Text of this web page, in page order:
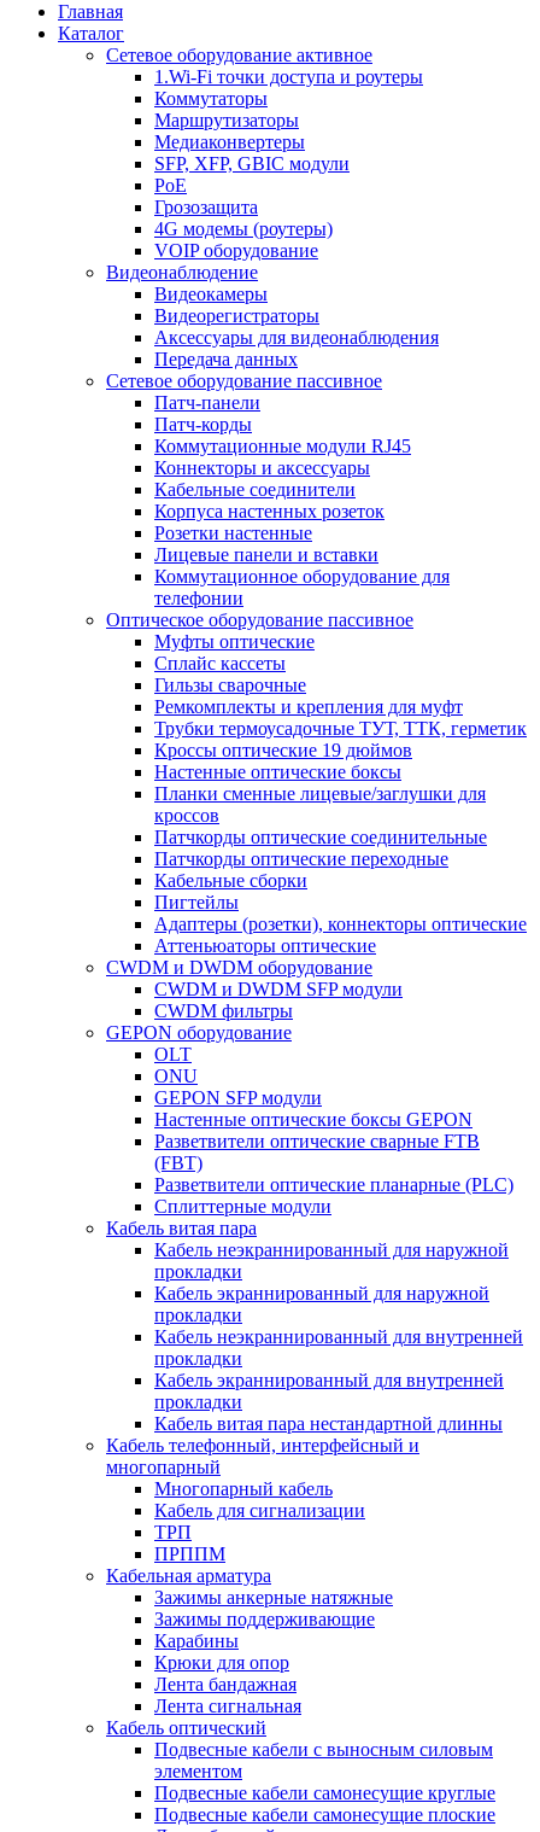
Главная
Каталог
Сетевое оборудование активное
1.Wi-Fi точки доступа и роутеры
Коммутаторы
Маршрутизаторы
Медиаконвертеры
SFP, XFP, GBIC модули
PoE
Грозозащита
4G модемы (роутеры)
VOIP оборудование
Видеонаблюдение
Видеокамеры
Видеорегистраторы
Аксессуары для видеонаблюдения
Передача данных
Сетевое оборудование пассивное
Патч-панели
Патч-корды
Коммутационные модули RJ45
Коннекторы и аксессуары
Кабельные соединители
Корпуса настенных розеток
Розетки настенные
Лицевые панели и вставки
Коммутационное оборудование для
телефонии
Оптическое оборудование пассивное
Муфты оптические
Сплайс кассеты
Гильзы сварочные
Ремкомплекты и крепления для муфт
Трубки термоусадочные ТУТ, ТТК, герметик
Кроссы оптические 19 дюймов
Настенные оптические боксы
Планки сменные лицевые/заглушки для
кроссов
Патчкорды оптические соединительные
Патчкорды оптические переходные
Кабельные сборки
Пигтейлы
Адаптеры (розетки), коннекторы оптические
Аттеньюаторы оптические
CWDM и DWDM оборудование
CWDM и DWDM SFP модули
CWDM фильтры
GEPON оборудование
OLT
ONU
GEPON SFP модули
Настенные оптические боксы GEPON
Разветвители оптические сварные FTB
(FBT)
Разветвители оптические планарные (PLC)
Сплиттерные модули
Кабель витая пара
Кабель неэкраннированный для наружной
прокладки
Кабель экраннированный для наружной
прокладки
Кабель неэкраннированный для внутренней
прокладки
Кабель экраннированный для внутренней
прокладки
Кабель витая пара нестандартной длинны
Кабель телефонный, интерфейсный и
многопарный
Многопарный кабель
Кабель для сигнализации
ТРП
ПРППМ
Кабельная арматура
Зажимы анкерные натяжные
Зажимы поддерживающие
Карабины
Крюки для опор
Лента бандажная
Лента сигнальная
Кабель оптический
Подвесные кабели с выносным силовым
элементом
Подвесные кабели самонесущие круглые
Подвесные кабели самонесущие плоские